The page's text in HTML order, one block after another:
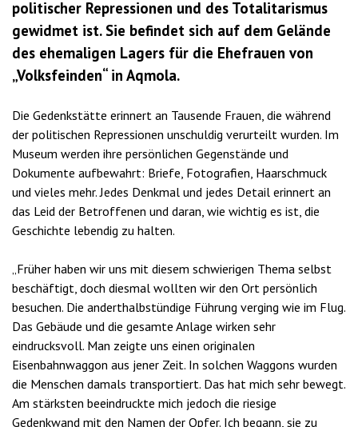
politischer Repressionen und des Totalitarismus
gewidmet ist. Sie befindet sich auf dem Gelände
des ehemaligen Lagers für die Ehefrauen von
„Volksfeinden“ in Aqmola.
Die Gedenkstätte erinnert an Tausende Frauen, die während
der politischen Repressionen unschuldig verurteilt wurden. Im
Museum werden ihre persönlichen Gegenstände und
Dokumente aufbewahrt: Briefe, Fotografien, Haarschmuck
und vieles mehr. Jedes Denkmal und jedes Detail erinnert an
das Leid der Betroffenen und daran, wie wichtig es ist, die
Geschichte lebendig zu halten.
„Früher haben wir uns mit diesem schwierigen Thema selbst
beschäftigt, doch diesmal wollten wir den Ort persönlich
besuchen. Die anderthalbstündige Führung verging wie im Flug.
Das Gebäude und die gesamte Anlage wirken sehr
eindrucksvoll. Man zeigte uns einen originalen
Eisenbahnwaggon aus jener Zeit. In solchen Waggons wurden
die Menschen damals transportiert. Das hat mich sehr bewegt.
Am stärksten beeindruckte mich jedoch die riesige
Gedenkwand mit den Namen der Opfer. Ich begann, sie zu